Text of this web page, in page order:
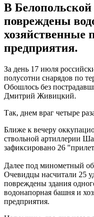
В
повреждены
хозяйственные
предприятия.
За день 17 июля
полусотни снарядов по
Обошлось без
Дмитрий Живицкий.
Так, днем враг четыре
Ближе к вечеру
ствольной артиллерии
зафиксировано 26
Далее под минометный
Очевидцы насчитали 25
повреждены здания
водонапорная башня и
предприятия.